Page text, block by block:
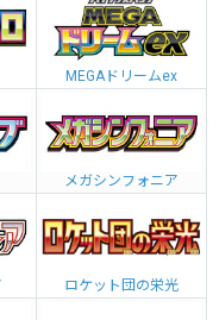
MEGAドリームex
メガシンフォニア
ロケット団の栄光